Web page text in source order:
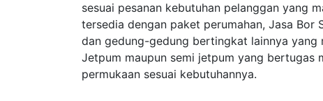
sesuai pesanan kebutuhan pelanggan yang
tersedia dengan paket perumahan, Jasa Bor
dan gedung-gedung bertingkat lainnya yang
Jetpum maupun semi jetpum yang bertugas
permukaan sesuai kebutuhannya.